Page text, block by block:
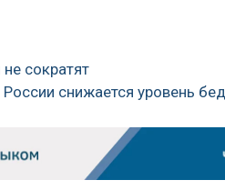
сократят
снижается уровень